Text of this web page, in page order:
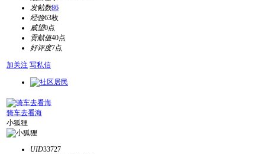
发帖数86
经验63枚
威望0点
贡献值40点
好评度7点
加关注 写私信
骑车去看海
小狐狸
UID33727